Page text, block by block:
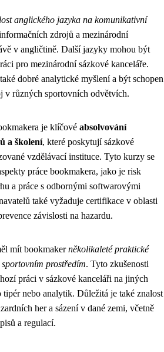
anglického jazyka na komunikativní
zdrojů a mezinárodní
v angličtině. Další jazyky mohou být
pro mezinárodní sázkové kanceláře.
dobré analytické myšlení a být schopen
v různých sportovních odvětvích.
je klíčové absolvování
a školení, které poskytují sázkové
vzdělávací instituce. Tyto kurzy se
práce bookmakera, jako je risk
a práce s odbornými softwarovými
také vyžaduje certifikace v oblasti
závislosti na hazardu.
mít bookmakerněkolikaleté praktické
sportovním prostředím. Tyto zkušenosti
práci v sázkové kanceláři na jiných
nebo analytik. Důležitá je také znalost
her a sázení v dané zemi, včetně
a regulací.